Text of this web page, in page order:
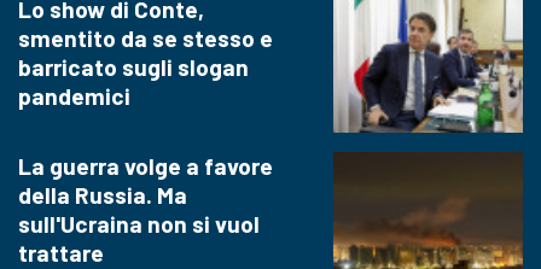
Lo show di Conte,
smentito da se stesso e
barricato sugli slogan
pandemici
La guerra volge a favore
della Russia. Ma
sull'Ucraina non si vuol
trattare